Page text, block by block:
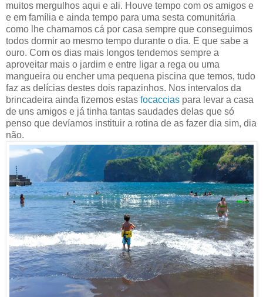
muitos mergulhos aqui e ali. Houve tempo com os amigos e
e em família e ainda tempo para uma sesta comunitária
como lhe chamamos cá por casa sempre que conseguimos
todos dormir ao mesmo tempo durante o dia. E que sabe a
ouro. Com os dias mais longos tendemos sempre a
aproveitar mais o jardim e entre ligar a rega ou uma
mangueira ou encher uma pequena piscina que temos, tudo
faz as delícias destes dois rapazinhos. Nos intervalos da
brincadeira ainda fizemos estas focaccias para levar a casa
de uns amigos e já tinha tantas saudades delas que só
penso que devíamos instituir a rotina de as fazer dia sim, dia
não.